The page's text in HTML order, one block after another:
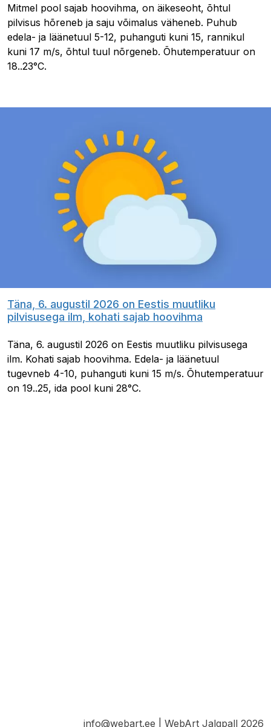
Mitmel pool sajab hoovihma, on äikeseoht, õhtul
pilvisus hõreneb ja saju võimalus väheneb. Puhub
edela- ja läänetuul 5-12, puhanguti kuni 15, rannikul
kuni 17 m/s, õhtul tuul nõrgeneb. Õhutemperatuur on
18..23°C.
Täna, 6. augustil 2026 on Eestis muutliku
pilvisusega ilm, kohati sajab hoovihma
Täna, 6. augustil 2026 on Eestis muutliku pilvisusega
ilm. Kohati sajab hoovihma. Edela- ja läänetuul
tugevneb 4-10, puhanguti kuni 15 m/s. Õhutemperatuur
on 19..25, ida pool kuni 28°C.
info@webart.ee | WebArt Jalgpall 2026